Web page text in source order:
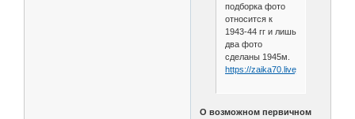
подборка фото
относится к
1943-44 гг и лишь
два фото
сделаны 1945м.
https://zaika70.livejournal.com/
О возможном первичном